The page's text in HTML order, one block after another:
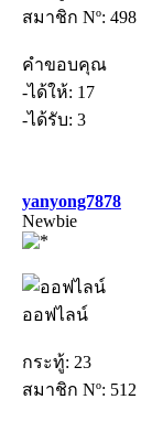
สมาชิก Nº: 498
คำขอบคุณ
-ได้ให้: 17
-ได้รับ: 3
yanyong7878
Newbie
ออฟไลน์
กระทู้: 23
สมาชิก Nº: 512